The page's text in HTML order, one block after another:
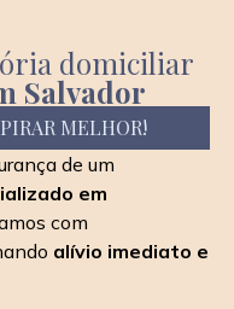
domiciliar
Salvador
MELHOR!
de um
em
com
alívio imediato e